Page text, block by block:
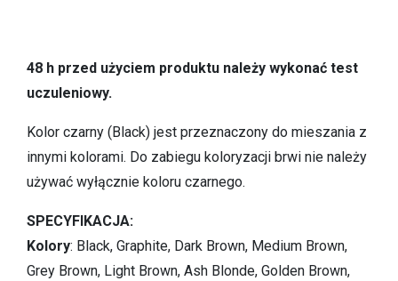
48 h przed użyciem produktu należy wykonać test
uczuleniowy.
Kolor czarny (Black) jest przeznaczony do mieszania z
innymi kolorami. Do zabiegu koloryzacji brwi nie należy
używać wyłącznie koloru czarnego.
SPECYFIKACJA:
Kolory: Black, Graphite, Dark Brown, Medium Brown,
Grey Brown, Light Brown, Ash Blonde, Golden Brown,